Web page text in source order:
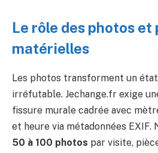
Le rôle des photos et
matérielles
Les photos transforment un
irréfutable. Jechange.fr exige
fissure murale cadrée avec
et heure via métadonnées EXIF.
50 à 100 photos par visite,